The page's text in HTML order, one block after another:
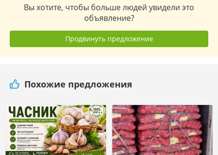
Вы хотите, чтобы больше людей увидели это
объявление?
Продвинуть предложение
Похожие предложения
2